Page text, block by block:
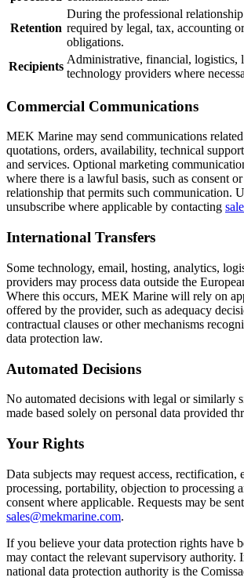
Retention
During the professional
required by legal, tax, accounting
obligations.
Recipients
Administrative, financial, logistics,
technology providers where
Commercial Communications
MEK Marine may send communications
quotations, orders, availability, technical
and services. Optional marketing
where there is a lawful basis, such as consent
relationship that permits such communication.
unsubscribe where applicable by contacting
International Transfers
Some technology, email, hosting, analytics,
providers may process data outside the
Where this occurs, MEK Marine will rely on
offered by the provider, such as adequacy
contractual clauses or other mechanisms
data protection law.
Automated Decisions
No automated decisions with legal or similarly
made based solely on personal data provided
Your Rights
Data subjects may request access, rectification,
processing, portability, objection to processing
consent where applicable. Requests may be
sales@mekmarine.com.
If you believe your data protection rights have
may contact the relevant supervisory authority.
national data protection authority is the